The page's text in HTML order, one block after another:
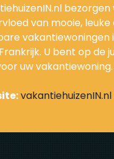
bezorgen
van mooie, leuke
vakantiewoningen
U bent op de
uw vakantiewoning.
vakantiehuizenIN.nl